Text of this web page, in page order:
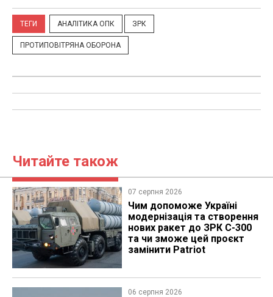
ТЕГИ АНАЛІТИКА ОПК ЗРК
ПРОТИПОВІТРЯНА ОБОРОНА
Читайте також
07 серпня 2026
Чим допоможе Україні
модернізація та створення
нових ракет до ЗРК С-300
та чи зможе цей проєкт
замінити Patriot
06 серпня 2026